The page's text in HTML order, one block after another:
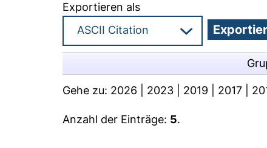
Exportieren als
Gehe zu: 2026 2023 2019 2017
Anzahl der Einträge: 5.